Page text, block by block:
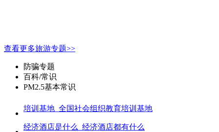
查看更多旅游专题>>
防骗专题
百科/常识
PM2.5基本常识
培训基地_全国社会组织教育培训基地
经济酒店是什么_经济酒店都有什么